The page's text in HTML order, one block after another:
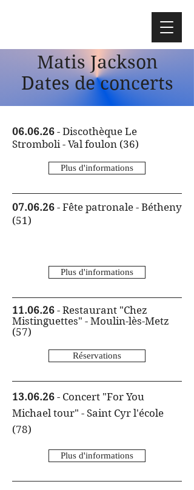
Matis Jackson
Dates de concerts
06.06.26 - Discothèque Le
Stromboli - Val foulon (36)
Plus d'informations
07.06.26 - Fête patronale - Bétheny
(51)
Plus d'informations
11.06.26 - Restaurant "Chez
Mistinguettes" - Moulin-lès-Metz
(57)
Réservations
13.06.26 - Concert "For You
Michael tour" - Saint Cyr l'école
(78)
Plus d'informations